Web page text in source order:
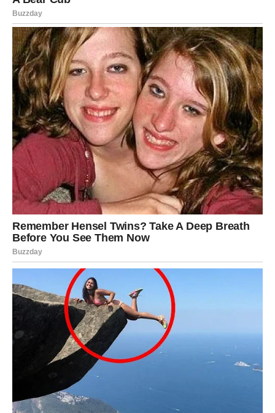
se vrati, ali Bik će sada konačno znati šta želi.
Najvažnije je da ne ignorišu intuiciju jer će ih upravo ona
voditi ka pravim odlukama.
Blizanci
Blizanci ulaze u dane velikih iznenađenja. Njihov život bi
mogao da se promeni mnogo brže nego što očekuju. Biće
mnogo novih informacija, poruka, poziva i događaja koji
će ih ostaviti bez teksta.
Mnogi Blizanci će tokom ovog perioda doneti odluku koja
će promeniti njihov emotivni život. Neko će priznati
emocije, neko će započeti novu vezu, dok će pojedini
konačno preseći odnos koji ih iscrpljuje.
Na poslovnom planu dolazi mogućnost napretka. Jedna
osoba će ih posebno podržati i pomoći im da ostvare cilj
koji im je veoma važan.
Blizanci će imati osećaj da se život konačno pokreće i da
dolaze bolji dani.
Rak